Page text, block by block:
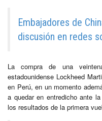
Embajadores de
discusión en redes
La compra de una
estadounidense Lockheed
en Perú, en un momento
a quedar en entredicho ante
los resultados de la primera